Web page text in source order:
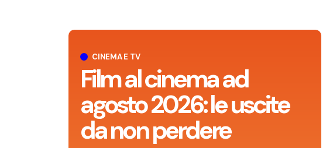
CINEMA E TV
Film al cinema ad
agosto 2026: le uscite
da non perdere